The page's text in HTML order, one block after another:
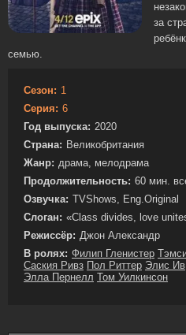
за
семью.
Сезон: 1
Серия: 6
Год выпуска: 2020
Страна: Великобритания
Жанр: драма, мелодрама
Продолжительность: 60 мин.
Озвучка: TVShows, Eng.Original
Слоган: «Class divides, love
Режиссёр: Джон Александр
В ролях: Филип Гленистер
Саския Ривз Пол Риттер Элис Ив
Элла Пернелл Том Уилкинсон